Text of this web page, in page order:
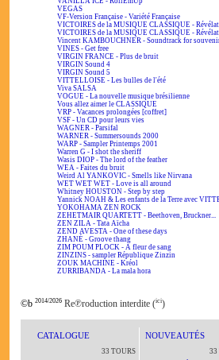
VEGAS
VF-Version Française - Variété Française
VICTOIRES de la MUSIQUE CLASSIQUE -
VICTOIRES de la MUSIQUE CLASSIQUE -
Vincent KAMBOUCHNER - Soundtrack for
VINES - Get free
VIRGIN FRANCE - Plus de bruit
VIRGIN Sound 4
VIRGIN Sound 5
VITTELLOISE - Les bulles de l'été
Viva SALSA
VOGUE - La nouvelle musique brésilienne
Vous allez aimer le CLASSIQUE
VRP - Vacances prolongées [coffret]
VSF - Un CD pour leurs vies
WAGNER - Parsifal
WARNER - Summersounds 2000
WARP - Sampler Printemps 2001
Warren G - I shot the sheriff
Wasis DIOP - The lord of the feather
WEA - Faites du bruit
Weird Al YANKOVIC - Smells like Nirvana
WET WET WET - Love is all around
Whitney HOUSTON - Step by step
Yannick NOAH & Les enfants de la Terre avec
YOKOHAMA ZEN ROCK
ZEHETMAIR QUARTETT - Beethoven, Bruckner...
ZEN ZILA - Tata Aïcha
ZEND AVESTA - One of these days
ZHANÉ - Groove thang
ZIM POUM PLOCK - A fleur de sang
ZINZINS - sampler République Zinzin
ZOUK MACHINE - Kréol
ZURRIBANDA - La mala hora
©b 2014/2026 Re℗roduction interdite (ici)
CATALOGUE
33 TOURS
NOUVEAUTÉS
33